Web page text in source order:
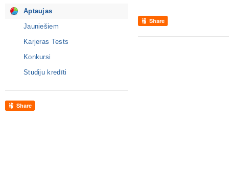
Aptaujas
Jauniešiem
Karjeras Tests
Konkursi
Studiju kredīti
Share
Share